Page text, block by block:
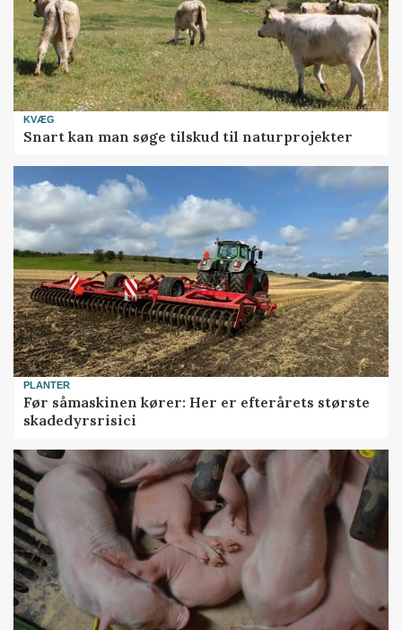
KVÆG
Snart kan man søge tilskud til naturprojekter
PLANTER
Før såmaskinen kører: Her er efterårets største
skadedyrsrisici